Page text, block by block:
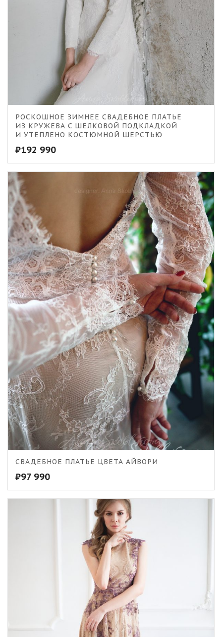
РОСКОШНОЕ ЗИМНЕЕ СВАДЕБНОЕ ПЛАТЬЕ
ИЗ КРУЖЕВА C ШЕЛКОВОЙ ПОДКЛАДКОЙ
И УТЕПЛЕНО КОСТЮМНОЙ ШЕРСТЬЮ
₽192 990
4.75
СВАДЕБНОЕ ПЛАТЬЕ ЦВЕТА АЙВОРИ
₽97 990